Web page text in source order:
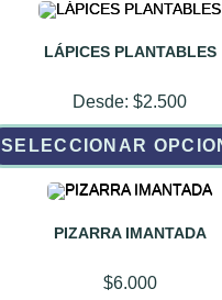
LÁPICES PLANTABLES
Desde: $2.500
SELECCIONAR
PIZARRA IMANTADA
$6.000